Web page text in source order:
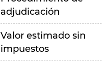
adjudicación
Valor estimado sin
impuestos